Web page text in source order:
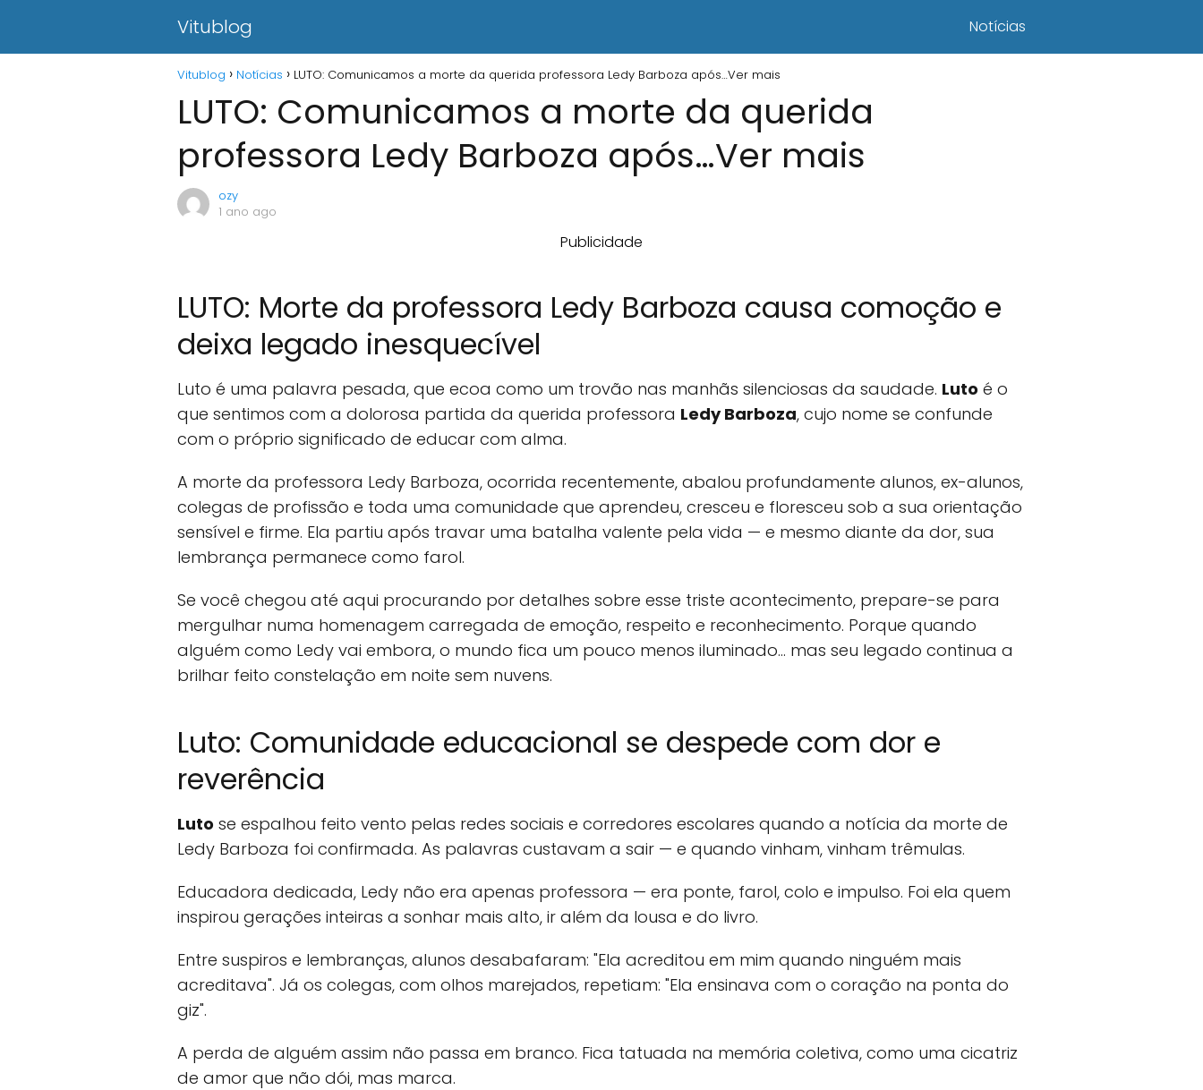
Vitublog Notícias
Vitublog Notícias LUTO: Comunicamos a morte da querida professora Ledy Barboza após…Ver mais
LUTO: Comunicamos a morte da querida
professora Ledy Barboza após…Ver mais
ozy
1 ano ago
Publicidade
LUTO: Morte da professora Ledy Barboza causa comoção e
deixa legado inesquecível
Luto é uma palavra pesada, que ecoa como um trovão nas manhãs silenciosas da saudade. Luto é o
que sentimos com a dolorosa partida da querida professora Ledy Barboza, cujo nome se confunde
com o próprio significado de educar com alma.
A morte da professora Ledy Barboza, ocorrida recentemente, abalou profundamente alunos, ex-alunos,
colegas de profissão e toda uma comunidade que aprendeu, cresceu e floresceu sob a sua orientação
sensível e firme. Ela partiu após travar uma batalha valente pela vida — e mesmo diante da dor, sua
lembrança permanece como farol.
Se você chegou até aqui procurando por detalhes sobre esse triste acontecimento, prepare-se para
mergulhar numa homenagem carregada de emoção, respeito e reconhecimento. Porque quando
alguém como Ledy vai embora, o mundo fica um pouco menos iluminado… mas seu legado continua a
brilhar feito constelação em noite sem nuvens.
Luto: Comunidade educacional se despede com dor e
reverência
Luto se espalhou feito vento pelas redes sociais e corredores escolares quando a notícia da morte de
Ledy Barboza foi confirmada. As palavras custavam a sair — e quando vinham, vinham trêmulas.
Educadora dedicada, Ledy não era apenas professora — era ponte, farol, colo e impulso. Foi ela quem
inspirou gerações inteiras a sonhar mais alto, ir além da lousa e do livro.
Entre suspiros e lembranças, alunos desabafaram: "Ela acreditou em mim quando ninguém mais
acreditava". Já os colegas, com olhos marejados, repetiam: "Ela ensinava com o coração na ponta do
giz".
A perda de alguém assim não passa em branco. Fica tatuada na memória coletiva, como uma cicatriz
de amor que não dói, mas marca.